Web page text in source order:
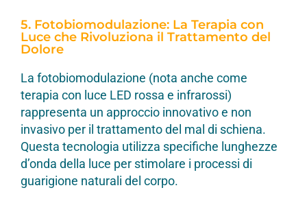
5. Fotobiomodulazione: La Terapia con
Luce che Rivoluziona il Trattamento del
Dolore
La fotobiomodulazione (nota anche come
terapia con luce LED rossa e infrarossi)
rappresenta un approccio innovativo e non
invasivo per il trattamento del mal di schiena.
Questa tecnologia utilizza specifiche lunghezze
d’onda della luce per stimolare i processi di
guarigione naturali del corpo.